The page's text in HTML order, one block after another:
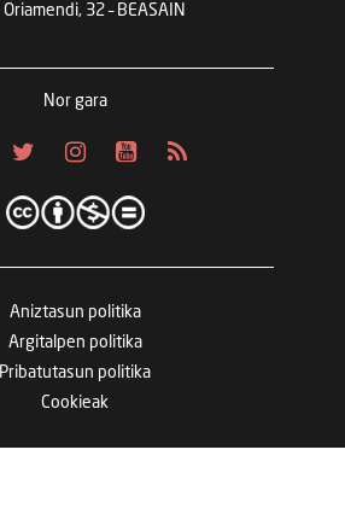
Oriamendi, 32 – BEASAIN
Nor gara
Aniztasun politika
Argitalpen politika
Pribatutasun politika
Cookieak